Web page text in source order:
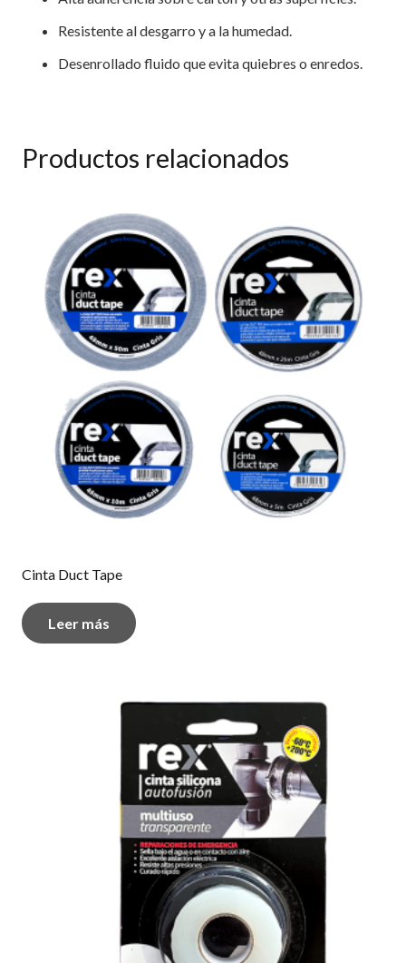
Resistente al desgarro y a la humedad.
Desenrollado fluido que evita quiebres o enredos.
Productos relacionados
Cinta Duct Tape
Leer más